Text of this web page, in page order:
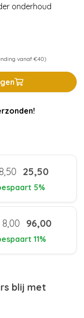
onderhoud
vanaf €40)
25,50
5%
8,00 96,00
11%
blij met